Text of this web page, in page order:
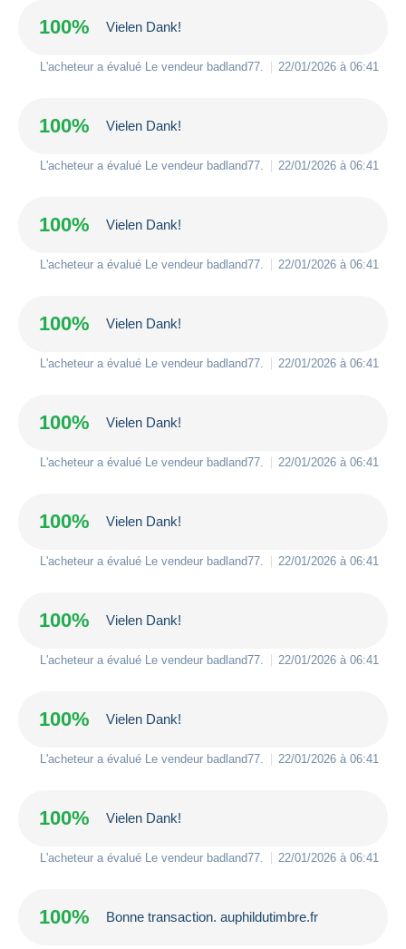
100% Vielen Dank!
L'acheteur a évalué Le vendeur badland77 22/01/2026 à 06:41
100% Vielen Dank!
L'acheteur a évalué Le vendeur badland77 22/01/2026 à 06:41
100% Vielen Dank!
L'acheteur a évalué Le vendeur badland77 22/01/2026 à 06:41
100% Vielen Dank!
L'acheteur a évalué Le vendeur badland77 22/01/2026 à 06:41
100% Vielen Dank!
L'acheteur a évalué Le vendeur badland77 22/01/2026 à 06:41
100% Vielen Dank!
L'acheteur a évalué Le vendeur badland77 22/01/2026 à 06:41
100% Vielen Dank!
L'acheteur a évalué Le vendeur badland77 22/01/2026 à 06:41
100% Vielen Dank!
L'acheteur a évalué Le vendeur badland77 22/01/2026 à 06:41
100% Vielen Dank!
L'acheteur a évalué Le vendeur badland77 22/01/2026 à 06:41
100% Bonne transaction. auphildutimbre.fr